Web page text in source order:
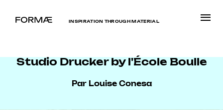
INSPIRATION THROUGH MATERIAL
Studio Drucker by l'École Boulle
Par Louise Conesa